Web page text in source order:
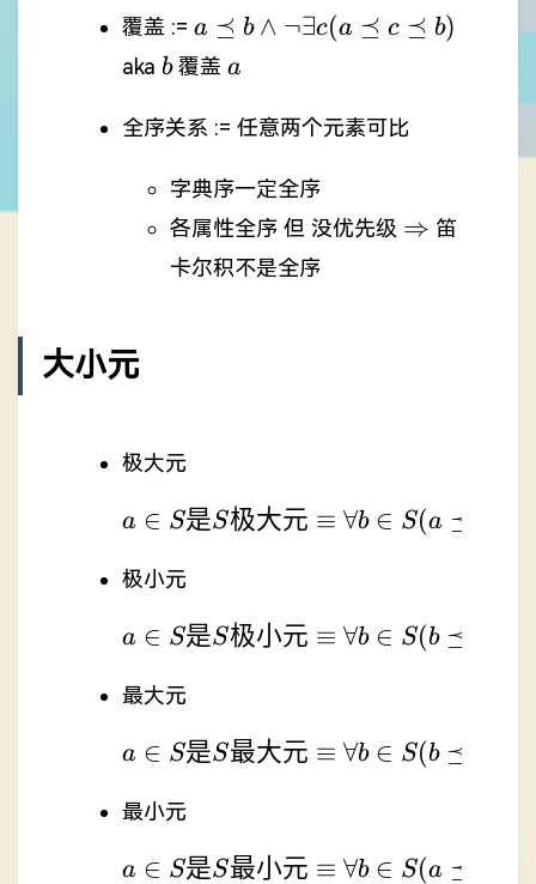
覆盖 := a \preceq
b \land
\neg
\exists
c(a\preceq
c \preceq
b)
a ⪯ b ∧ ¬∃c(a ⪯ c ⪯ b)
aka b
b覆盖 a
a
全序关系 := 任意两个元素可比
字典序一定全序
各属性全序 但 没优先级 ⇒ 笛
卡尔积不是全序
大小元
极大元
a\in S是S极大元
a ∈ S是S极大元 ≡ ∀b ∈ S(a ⪯
极小元
a\in S是S极小元
a ∈ S是S极小元 ≡ ∀b ∈ S(b ⪯
最大元
a\in S是S最大元
a ∈ S是S最大元 ≡ ∀b ∈ S(b ⪯
最小元
a\in S是S最小元
a ∈ S是S最小元 ≡ ∀b ∈ S(a ⪯